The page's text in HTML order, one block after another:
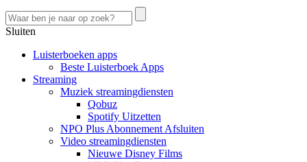
Sluiten
Luisterboeken apps
Beste Luisterboek Apps
Streaming
Muziek streamingdiensten
Qobuz
Spotify Uitzetten
NPO Plus Abonnement Afsluiten
Video streamingdiensten
Nieuwe Disney Films